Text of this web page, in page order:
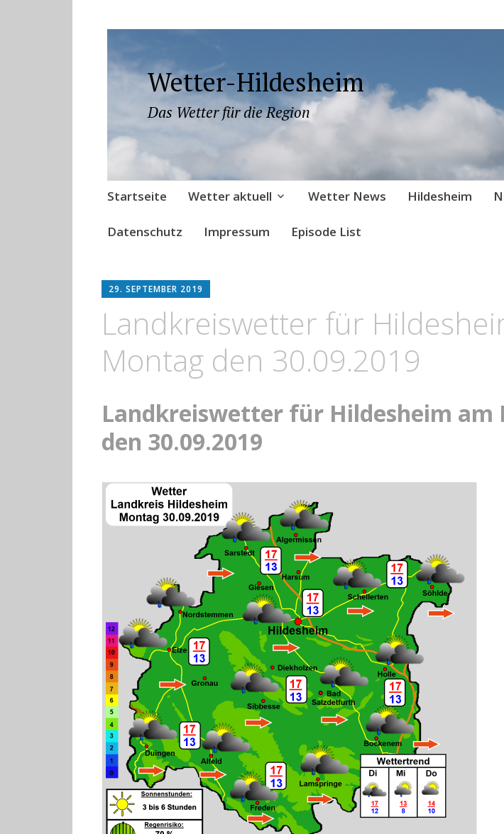
Wetter-Hildesheim
Das Wetter für die Region
Zum
springen
Startseite Wetter aktuell Wetter News Hildesheim
Datenschutz Impressum Episode List
29. SEPTEMBER 2019
Landkreiswetter für
Montag den 30.09.2019
Landkreiswetter für Hildesheim am
den 30.09.2019